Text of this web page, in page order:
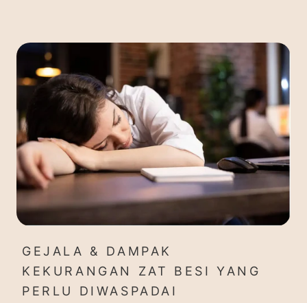
GEJALA & DAMPAK
KEKURANGAN ZAT BESI YANG
PERLU DIWASPADAI